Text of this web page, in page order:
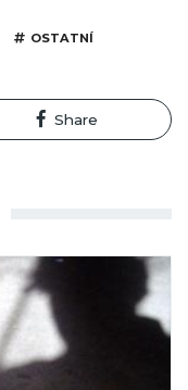
OSTATNÍ
Share